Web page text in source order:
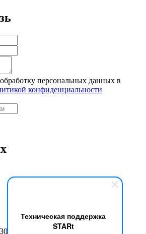
Техническая поддержка
STARt
персональных данных в
конфиденциальности